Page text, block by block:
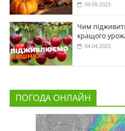
09.09.2023
Чим
кращого
04.04.2023
ПОГОДА ОНЛАЙН